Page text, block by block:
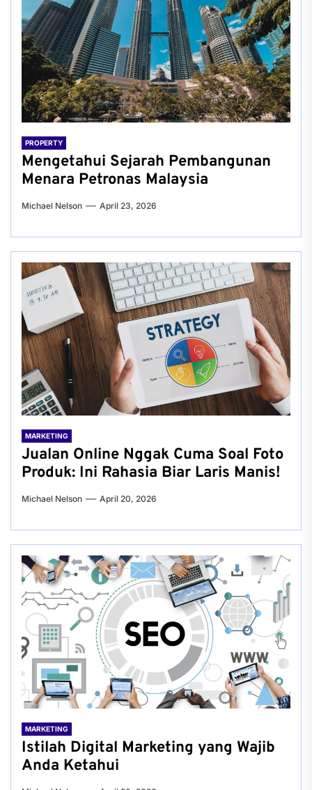
PROPERTY
Mengetahui Sejarah Pembangunan
Menara Petronas Malaysia
Michael Nelson April 23, 2026
MARKETING
Jualan Online Nggak Cuma Soal Foto
Produk: Ini Rahasia Biar Laris Manis!
Michael Nelson April 20, 2026
MARKETING
Istilah Digital Marketing yang Wajib
Anda Ketahui